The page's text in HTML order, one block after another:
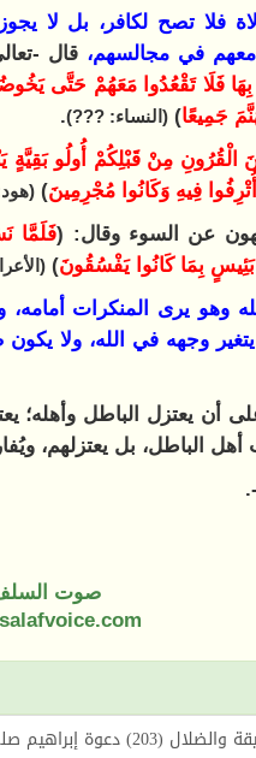
فلا تصح لكافر، بل لا
في مجالسهم، قال -
بِهَا فَلَا تَقْعُدُوا مَعَهُمْ حَتَّى
جَمِيعًا) (النساء: ???).
الْقُرُونِ مِنْ قَبْلِكُمْ أُولُو بَقِيَّةٍ
فِيهِ وَكَانُوا مُجْرِمِينَ)
عن السوء وقال: (فَلَمَّا
بِمَا كَانُوا يَفْسُقُونَ)
وهو يرى المنكرات
يتغير وجهه في الله، ولا
يعتزل الباطل وأهله؛
أهل الباطل، بل يعتزلهم،
.
صوت
الدين الإبراهيمي بين